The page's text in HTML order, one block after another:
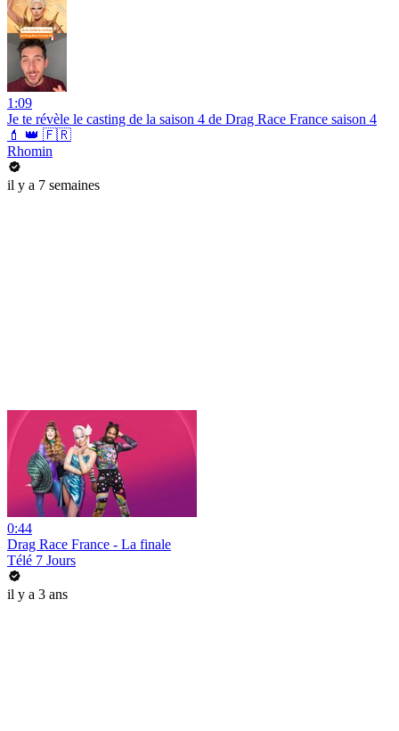
1:09
Je te révèle le casting de la saison 4 de Drag Race France saison 4
💄 👑 🇫🇷
Rhomin
il y a 7 semaines
0:44
Drag Race France - La finale
Télé 7 Jours
il y a 3 ans